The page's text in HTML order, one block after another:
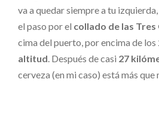
va a quedar siempre a tu
el paso por el collado de las Tres
cima del puerto, por encima de los
altitud. Después de casi 27
cerveza (en mi caso) está más que